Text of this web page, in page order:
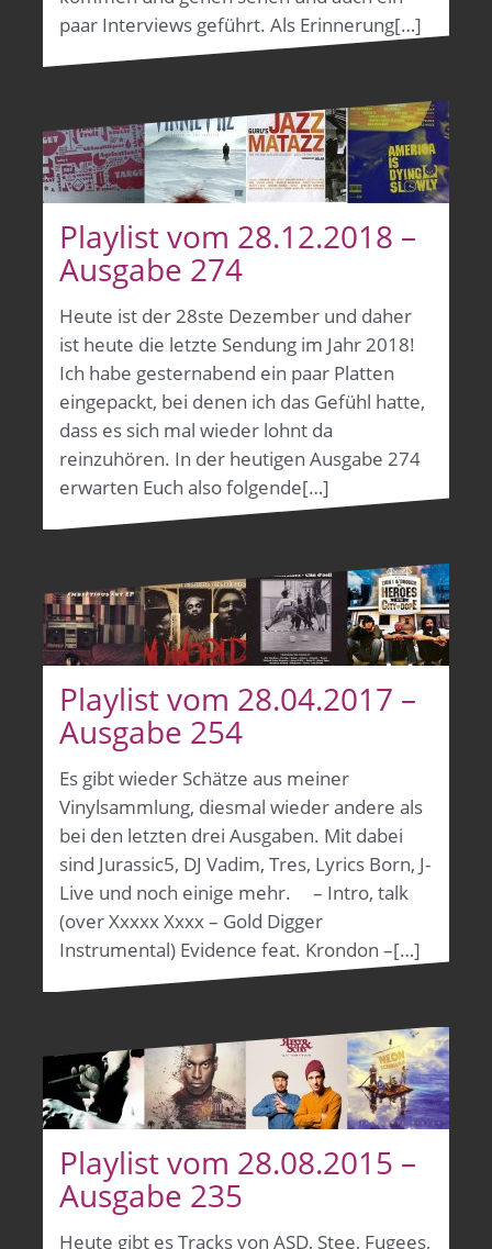
paar Interviews geführt. Als Erinnerung[…]
Playlist vom 28.12.2018 –
Ausgabe 274
Heute ist der 28ste Dezember und daher
ist heute die letzte Sendung im Jahr 2018!
Ich habe gesternabend ein paar Platten
eingepackt, bei denen ich das Gefühl hatte,
dass es sich mal wieder lohnt da
reinzuhören. In der heutigen Ausgabe 274
erwarten Euch also folgende[…]
Playlist vom 28.04.2017 –
Ausgabe 254
Es gibt wieder Schätze aus meiner
Vinylsammlung, diesmal wieder andere als
bei den letzten drei Ausgaben. Mit dabei
sind Jurassic5, DJ Vadim, Tres, Lyrics Born, J-
Live und noch einige mehr. – Intro, talk
(over Xxxxx Xxxx – Gold Digger
Instrumental) Evidence feat. Krondon –[…]
Playlist vom 28.08.2015 –
Ausgabe 235
Heute gibt es Tracks von ASD, Stee, Fugees,